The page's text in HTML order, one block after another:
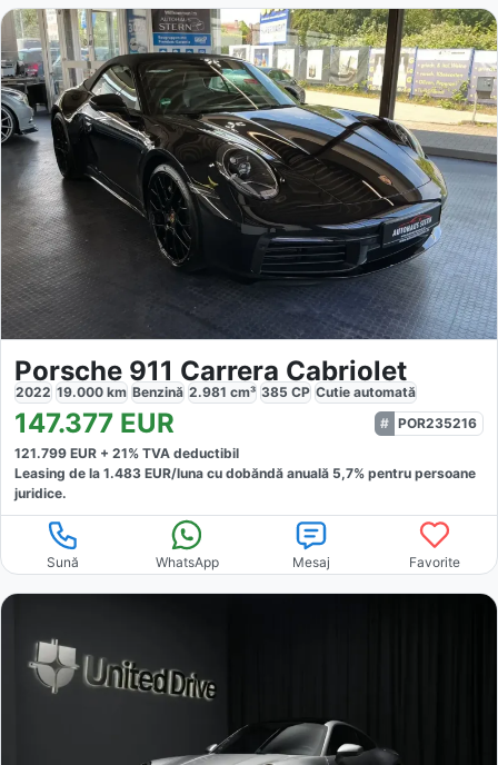
Porsche 911 Carrera Cabriolet
2022 19.000 km Benzină 2.981 cm³ 385 CP Cutie automată
147.377 EUR
POR235216
121.799 EUR + 21% TVA deductibil
Leasing de la 1.483 EUR/luna cu dobăndă anuală 5,7% pentru persoane
juridice.
Sună WhatsApp Mesaj Favorite